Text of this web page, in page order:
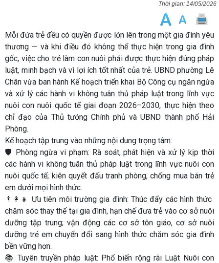
14/05/2026
Mỗi đứa trẻ đều có quyền được lớn lên trong một gia đình yêu
thương — và khi điều đó không thể thực hiện trong gia đình
gốc, việc cho trẻ làm con nuôi phải được thực hiện đúng pháp
luật, minh bạch và vì lợi ích tốt nhất của trẻ. UBND phường Lê
Chân vừa ban hành Kế hoạch triển khai Bộ Công cụ ngăn ngừa
và xử lý các hành vi không tuân thủ pháp luật trong lĩnh vực
nuôi con nuôi quốc tế giai đoạn 2026–2030, thực hiện theo
chỉ đạo của Thủ tướng Chính phủ và UBND thành phố Hải
Phòng.
Kế hoạch tập trung vào những nội dung trọng tâm:
🛡️ Phòng ngừa vi phạm: Rà soát, phát hiện và xử lý kịp thời
các hành vi không tuân thủ pháp luật trong lĩnh vực nuôi con
nuôi quốc tế; kiên quyết đấu tranh phòng, chống mua bán trẻ
em dưới mọi hình thức.
👨‍👩‍👧 Ưu tiên môi trường gia đình: Thúc đẩy các hình thức
chăm sóc thay thế tại gia đình, hạn chế đưa trẻ vào cơ sở nuôi
dưỡng tập trung; vận động các cơ sở tôn giáo, cơ sở nuôi
dưỡng trẻ em chuyển đổi sang hình thức chăm sóc gia đình
bền vững hơn.
📚 Tuyên truyền pháp luật: Phổ biến rộng rãi Luật Nuôi con